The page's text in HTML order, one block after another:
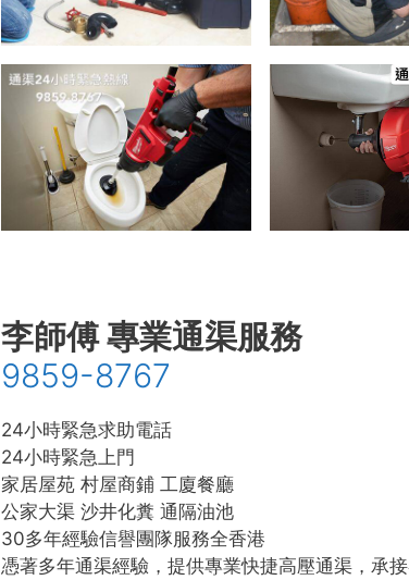
李師傅 專業通渠服務
9859-8767
24小時緊急求助電話
24小時緊急上門
家居屋苑 村屋商鋪 工廈餐廳
公家大渠 沙井化糞 通隔油池
30多年經驗信譽團隊服務全香港
憑著多年通渠經驗，提供專業快捷高壓通渠，承